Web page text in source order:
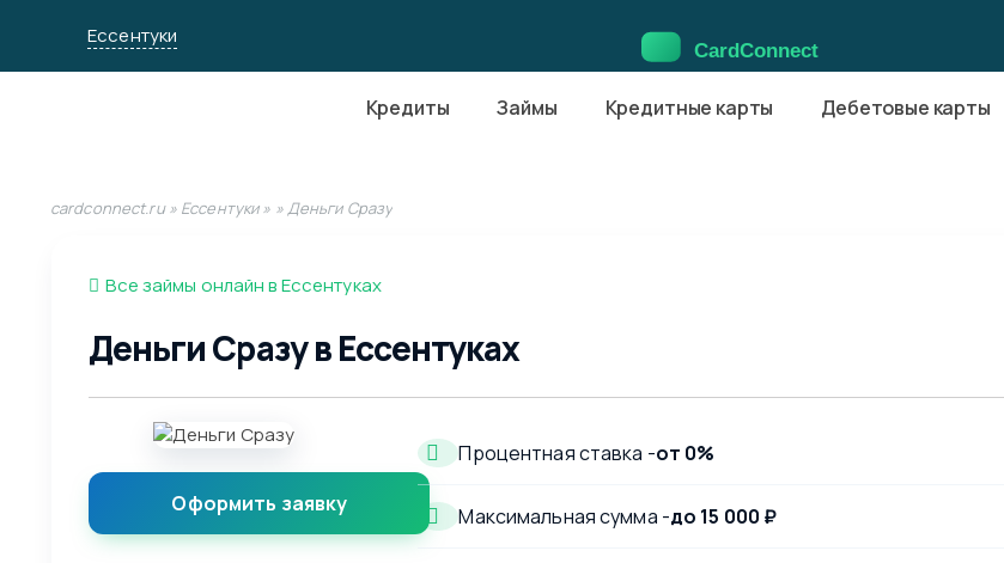
Ессентуки
Кредиты Займы Кредитные карты Дебетовые карты
cardconnect.ru» Ессентуки» » Деньги Сразу
Все займы онлайн в Ессентуках
Деньги Сразу в Ессентуках
Оформить заявку
Процентная ставка -от 0%
Максимальная сумма -до 15 000 ₽